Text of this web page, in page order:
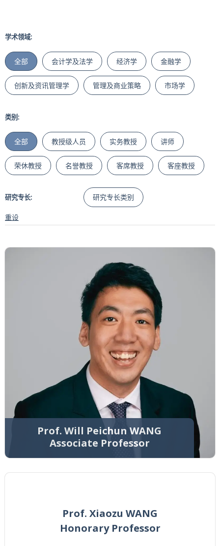
学术领域:
全部 会计学及法学 经济学 金融学
创新及资讯管理学 管理及商业策略 市场学
类别:
全部 教授级人员 实务教授 讲师
荣休教授 名誉教授 客席教授 客座教授
研究专长: 研究专长类别
重设
Prof. Will Peichun WANG
Associate Professor
Prof. Xiaozu WANG
Honorary Professor